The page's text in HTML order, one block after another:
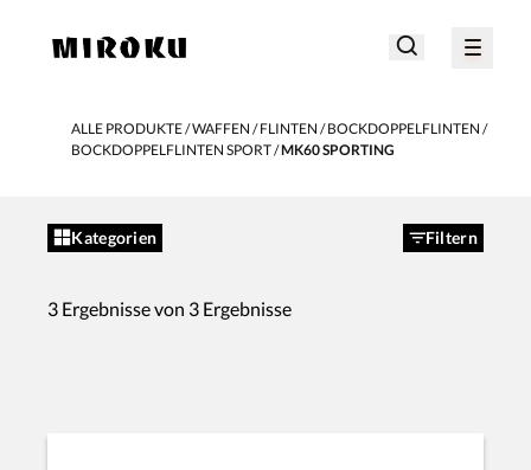
ALLE PRODUKTE WAFFEN FLINTEN
BOCKDOPPELFLINTEN
BOCKDOPPELFLINTEN SPORT MK60 SPORTING
Kategorien Filtern
3 Ergebnisse von 3 Ergebnisse